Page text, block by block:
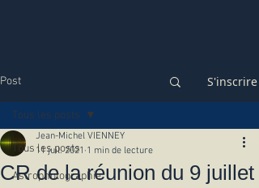
Post S'inscrire
Tous les posts
Astrophotographie
Tous les posts
CR de la réunion du 9 juillet
Jean-Michel VIENNEY
11 juil. 2021 1 min de lecture